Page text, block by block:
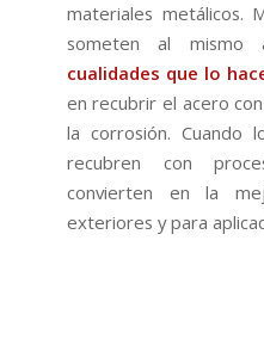
materiales metálicos.
someten al
cualidades que lo
en recubrir el acero
la corrosión. Cuando
recubren con
convierten en la
exteriores y para